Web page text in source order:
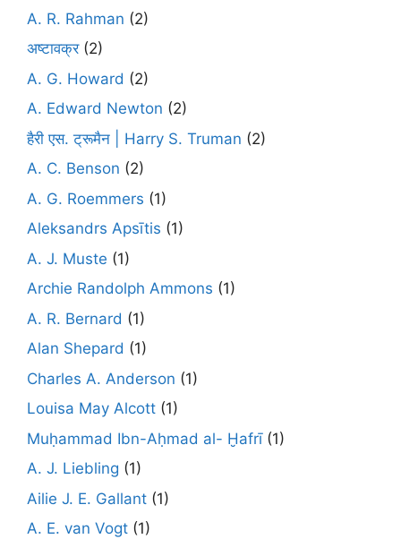
A. R. Rahman (2)
अष्टावक्र(2)
A. G. Howard (2)
A. Edward Newton (2)
हैरी एस. ट्रूमैन | Harry S. Truman (2)
A. C. Benson (2)
A. G. Roemmers (1)
Aleksandrs Apsītis (1)
A. J. Muste (1)
Archie Randolph Ammons (1)
A. R. Bernard (1)
Alan Shepard (1)
Charles A. Anderson (1)
Louisa May Alcott (1)
Muḥammad Ibn-Aḥmad al- Ḫafrī(1)
A. J. Liebling (1)
Ailie J. E. Gallant (1)
A. E. van Vogt (1)